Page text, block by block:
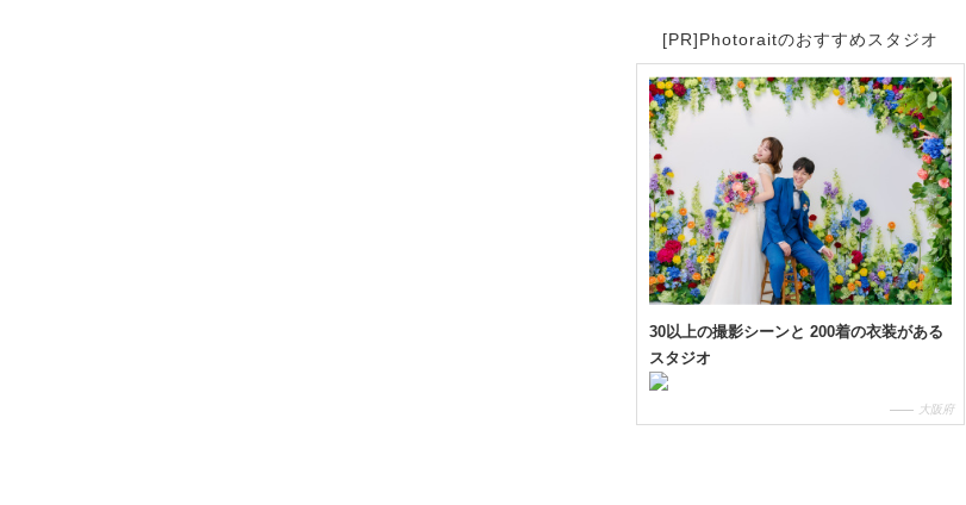
[PR]Photoraitのおすすめスタジオ
30以上の撮影シーンと 200着の衣装がある
スタジオ
大阪府